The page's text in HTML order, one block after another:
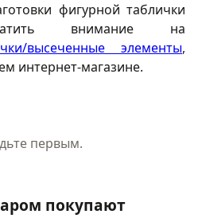
фигурной таблички
внимание на
высеченные элементы,
интернет-магазине.
первым.
покупают